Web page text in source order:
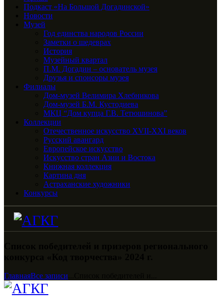
Подкаст «На Большой Догадинской»
Новости
Музей
Год единства народов России
Заметки о шедеврах
История
Музейный квартал
П.М. Догадин – основатель музея
Друзья и спонсоры музея
Филиалы
Дом-музей Велимира Хлебникова
Дом-музей Б.М. Кустодиева
МКЦ “Дом купца Г.В. Тетюшинова”
Коллекции
Отечественное искусство XVII-XXI веков
Русский авангард
Европейское искусство
Искусство стран Азии и Востока
Книжная коллекция
Картина дня
Астраханские художники
Конкурсы
ГлавнаяВсе записи